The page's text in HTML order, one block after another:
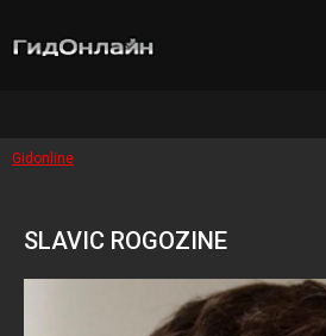
Gidonline
SLAVIC ROGOZINE